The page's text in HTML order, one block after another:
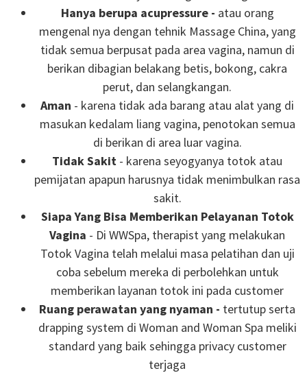
Hanya berupa acupressure - atau orang
mengenal nya dengan tehnik Massage China, yang
tidak semua berpusat pada area vagina, namun di
berikan dibagian belakang betis, bokong, cakra
perut, dan selangkangan.
Aman - karena tidak ada barang atau alat yang di
masukan kedalam liang vagina, penotokan semua
di berikan di area luar vagina.
Tidak Sakit - karena seyogyanya totok atau
pemijatan apapun harusnya tidak menimbulkan rasa
sakit.
Siapa Yang Bisa Memberikan Pelayanan Totok
Vagina - Di WWSpa, therapist yang melakukan
Totok Vagina telah melalui masa pelatihan dan uji
coba sebelum mereka di perbolehkan untuk
memberikan layanan totok ini pada customer
Ruang perawatan yang nyaman - tertutup serta
drapping system di Woman and Woman Spa meliki
standard yang baik sehingga privacy customer
terjaga